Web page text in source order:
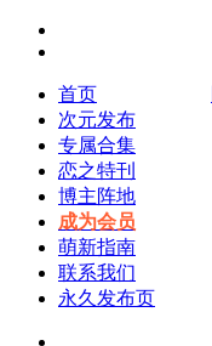
首页
次元发布
专属合集
恋之特刊
博主阵地
成为会员
萌新指南
联系我们
永久发布页